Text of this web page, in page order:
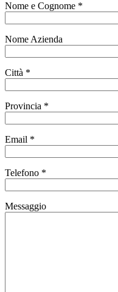
Nome e Cognome *
Nome Azienda
Città *
Provincia *
Email *
Telefono *
Messaggio